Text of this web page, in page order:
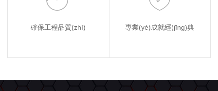
確保工程品質(zhì) 專業(yè)成就經(jīng)典